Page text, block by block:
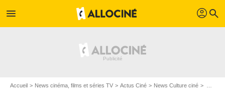
menu profil search
Accueil News cinéma, films et séries TV Actus Ciné News Culture ciné